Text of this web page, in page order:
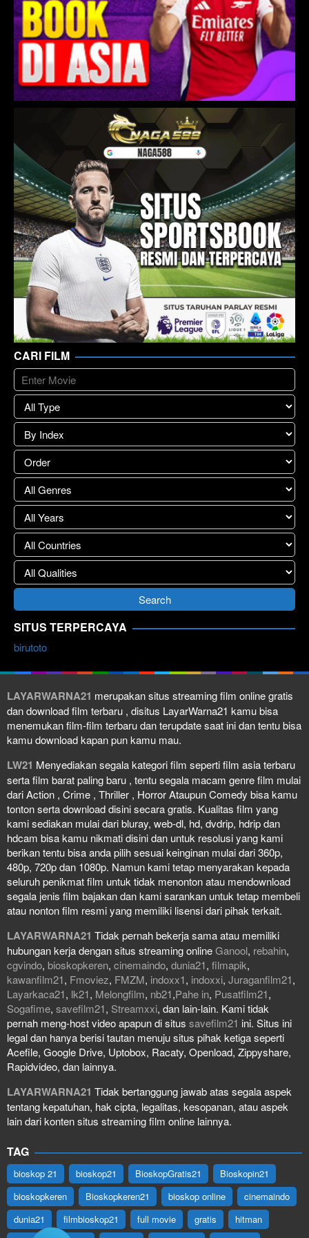
CARI FILM
SITUS TERPERCAYA
birutoto
LAYARWARNA21 merupakan situs streaming film online gratis
dan download film terbaru , disitus LayarWarna21 kamu bisa
menemukan film-film terbaru dan terupdate saat ini dan tentu bisa
kamu download kapan pun kamu mau.
LW21 Menyediakan segala kategori film seperti film asia terbaru
serta film barat paling baru , tentu segala macam genre film mulai
dari Action , Crime , Thriller , Horror Ataupun Comedy bisa kamu
tonton serta download disini secara gratis. Kualitas film yang
kami sediakan mulai dari bluray, web-dl, hd, dvdrip, hdrip dan
hdcam bisa kamu nikmati disini dan untuk resolusi yang kami
berikan tentu bisa anda pilih sesuai keinginan mulai dari 360p,
480p, 720p dan 1080p. Namun kami tetap menyarakan kepada
seluruh penikmat film untuk tidak menonton atau mendownload
segala jenis film bajakan dan kami sarankan untuk tetap membeli
atau nonton film resmi yang memiliki lisensi dari pihak terkait.
LAYARWARNA21 Tidak pernah bekerja sama atau memiliki
hubungan kerja dengan situs streaming onlineGanool, rebahin,
cgvindo, bioskopkeren, cinemaindo, dunia21, filmapik,
kawanfilm21, Fmoviez, FMZM, indoxx1, indoxxi, Juraganfilm21,
Layarkaca21, lk21, Melongfilm, nb21,Pahe in, Pusatfilm21,
Sogafime, savefilm21, Streamxxi, dan lain-lain. Kami tidak
pernah meng-host video apapun di situs savefilm21 ini. Situs ini
legal dan hanya berisi tautan menuju situs pihak ketiga seperti
Acefile, Google Drive, Uptobox, Racaty, Openload, Zippyshare,
Rapidvideo, dan lainnya.
LAYARWARNA21 Tidak bertanggung jawab atas segala aspek
tentang kepatuhan, hak cipta, legalitas, kesopanan, atau aspek
lain dari konten situs streaming film online lainnya.
TAG
bioskop 21 bioskop21 BioskopGratis21
Bioskopin21
bioskopkeren
Bioskopkeren21 bioskop online
cinemaindo
dunia21
filmbioskop21 full movie gratis
hitman